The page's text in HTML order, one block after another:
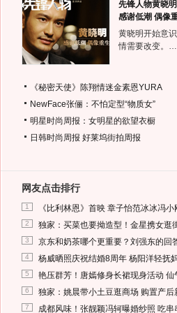
先锋人物黄晓明
感谢低潮 偶像
黄晓明开始意
情需要改变。
《秘密天使》陈翔情迷金素恩YURA
NewFace张俪：不怕定型“物质女”
明星时尚周报：女明星的欲望衣橱
日韩时尚周报 好莱坞街拍周报
网友点击排行
1 《比利林恩》首映 章子怡范冰冰冯
2 独家：买菜也要拗造型！金星携女逛
3 京东和奶茶哪个更重要？刘强东的回
4 杨威晒照庆祝结婚8周年 杨阳洋轻抚
5 艳压群芳！唐嫣修身长裙现身活动 仙
6 独家：姚晨带小土豆逛商场 购置产后
7 成都风味！张靓颖冯轲曝婚纱照 吃串